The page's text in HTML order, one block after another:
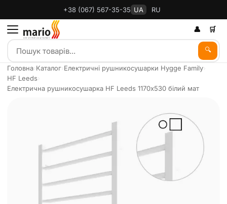
+38 (067) 567-35-35 UA RU
🔍
👤 🛒
Головна Каталог Електричні рушникосушарки Hygge Family
HF Leeds
Електрична рушникосушарка HF Leeds 1170х530 білий мат